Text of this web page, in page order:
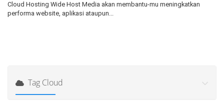
Cloud Hosting Wide Host Media akan membantu-mu meningkatkan
performa website, aplikasi ataupun...
Tag Cloud